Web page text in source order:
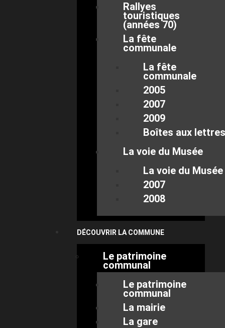
Rallyes
touristiques
(années 70)
La fête
communale
La fête
communale
2005
2007
2009
Boîtes aux lettres
La voie du Musée
La voie du Musée
2007
2008
DÉCOUVRIR LA COMMUNE
Le patrimoine
communal
Le patrimoine
communal
La mairie
La gare